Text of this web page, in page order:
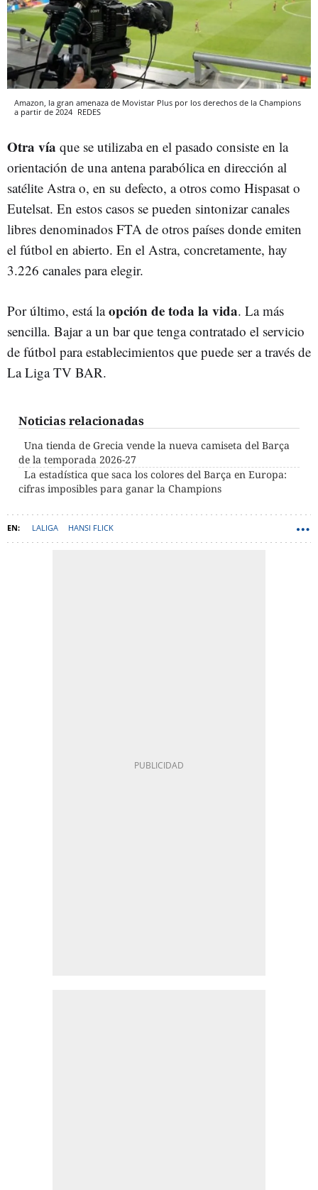
Amazon, la gran amenaza de Movistar Plus por los derechos de la Champions
a partir de 2024 REDES
Otra vía que se utilizaba en el pasado consiste en la
orientación de una antena parabólica en dirección al
satélite Astra o, en su defecto, a otros como Hispasat o
Eutelsat. En estos casos se pueden sintonizar canales
libres denominados FTA de otros países donde emiten
el fútbol en abierto. En el Astra, concretamente, hay
3.226 canales para elegir.
Por último, está laopción de toda la vida. La más
sencilla. Bajar a un bar que tenga contratado el servicio
de fútbol para establecimientos que puede ser a través de
La Liga TV BAR.
Noticias relacionadas
Una tienda de Grecia vende la nueva camiseta del Barça
de la temporada 2026-27
La estadística que saca los colores del Barça en Europa:
cifras imposibles para ganar la Champions
LALIGA HANSI FLICK